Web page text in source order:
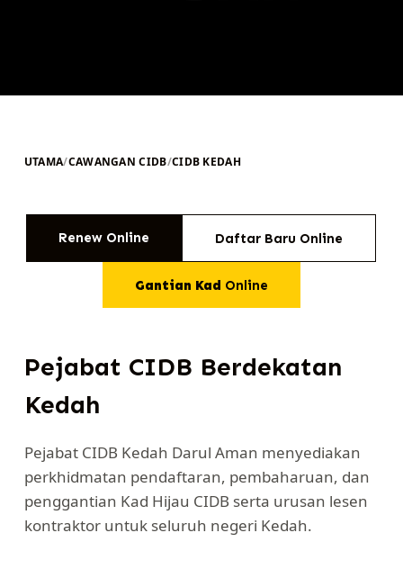
UTAMA/CAWANGAN CIDB/CIDB KEDAH
Renew Online Daftar Baru Online
Gantian Kad Online
Pejabat CIDB Berdekatan
Kedah
Pejabat CIDB Kedah Darul Aman menyediakan
perkhidmatan pendaftaran, pembaharuan, dan
penggantian Kad Hijau CIDB serta urusan lesen
kontraktor untuk seluruh negeri Kedah.